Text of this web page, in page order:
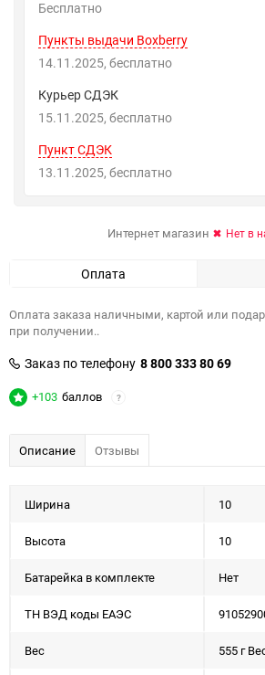
Бесплатно
Пункты выдачи Boxberry
14.11.2025
Бесплатно
Курьер СДЭК
15.11.2025
Бесплатно
Пункт СДЭК
13.11.2025
Бесплатно
Интернет магазин Нет в
Оплата
Оплата заказа наличными, картой или
при получении..
Заказ по телефону 8 800 333 80 69
+103 баллов ?
Описание Отзывы
Ширина 10
Высота 10
Батарейка в комплекте Нет
ТН ВЭД коды ЕАЭС
Вес 555 г